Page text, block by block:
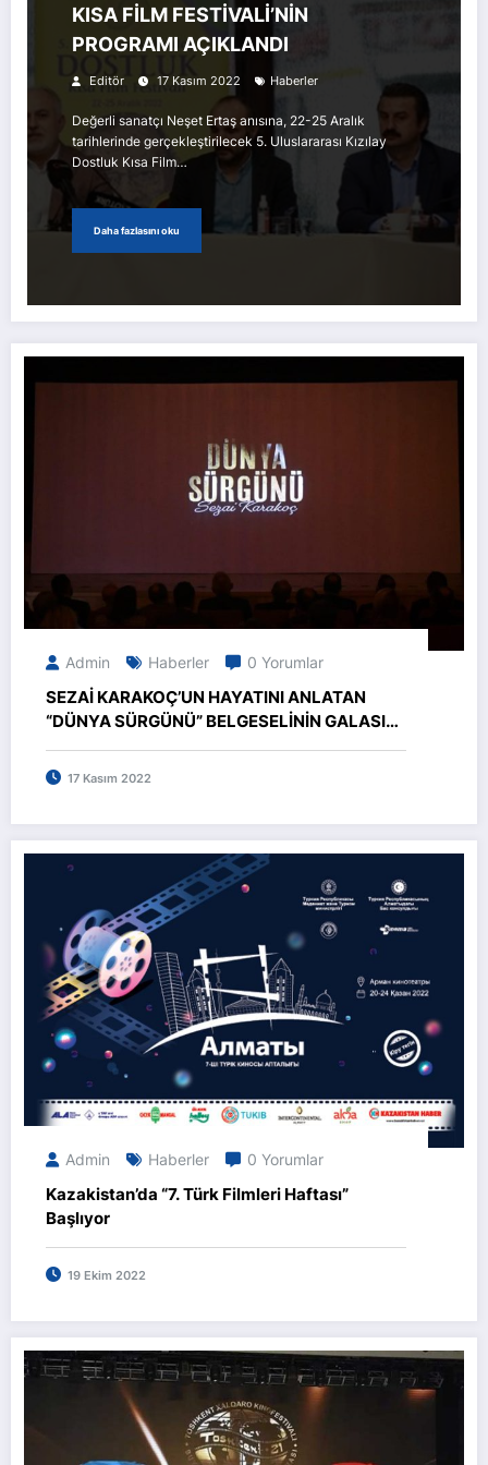
KISA FİLM FESTİVALİ’NİN
PROGRAMI AÇIKLANDI
Editör 17 Kasım 2022 Haberler
Değerli sanatçı Neşet Ertaş anısına, 22-25 Aralık
tarihlerinde gerçekleştirilecek 5. Uluslararası Kızılay
Dostluk Kısa Film…
Daha fazlasını oku
Admin Haberler 0 Yorumlar
SEZAİ KARAKOÇ’UN HAYATINI ANLATAN
“DÜNYA SÜRGÜNÜ” BELGESELİNİN GALASI
YAPILDI
17 Kasım 2022
Admin Haberler 0 Yorumlar
Kazakistan’da “7. Türk Filmleri Haftası”
Başlıyor
19 Ekim 2022